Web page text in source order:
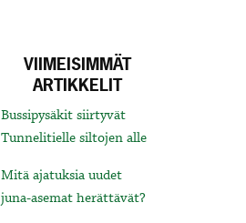
VIIMEISIMMÄT
ARTIKKELIT
Bussipysäkit siirtyvät
Tunnelitielle siltojen alle
Mitä ajatuksia uudet
juna-asemat herättävät?